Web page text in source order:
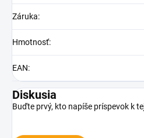
Záruka:
Hmotnosť:
EAN:
Diskusia
Buďte prvý, kto napíše príspevok k